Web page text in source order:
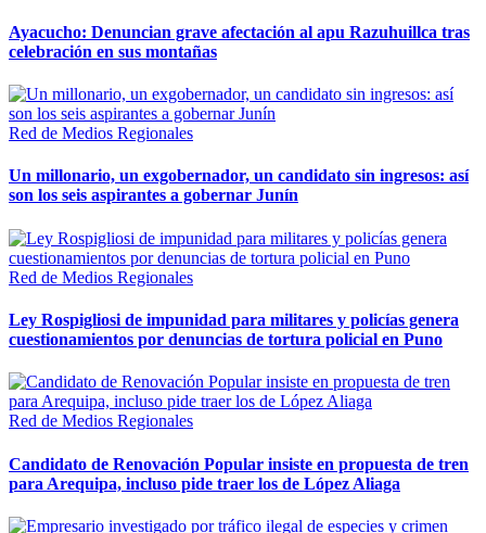
Ayacucho: Denuncian grave afectación al apu Razuhuillca tras
celebración en sus montañas
Red de Medios Regionales
Un millonario, un exgobernador, un candidato sin ingresos: así
son los seis aspirantes a gobernar Junín
Red de Medios Regionales
Ley Rospigliosi de impunidad para militares y policías genera
cuestionamientos por denuncias de tortura policial en Puno
Red de Medios Regionales
Candidato de Renovación Popular insiste en propuesta de tren
para Arequipa, incluso pide traer los de López Aliaga